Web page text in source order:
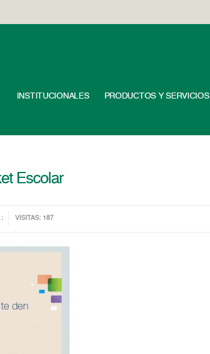
INSTITUCIONALES PRODUCTOS Y SERVICIOS
Escolar
: VISITAS: 187